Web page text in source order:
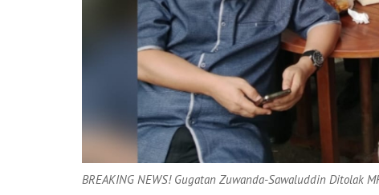
BREAKING NEWS! Gugatan Zuwanda-Sawaluddin Ditolak